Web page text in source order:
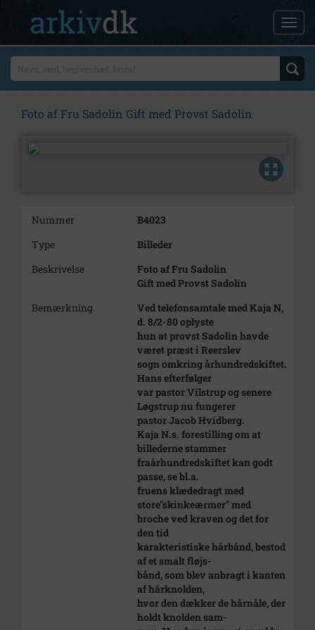
Foto af Fru Sadolin Gift med Provst Sadolin
Nummer
B4023
Type
Billeder
Beskrivelse
Foto af Fru Sadolin
Gift med Provst Sadolin
Bemærkning
Ved telefonsamtale med Kaja N,
d. 8/2-80 oplyste
hun at provst Sadolin havde
været præst i Reerslev
sogn omkring århundredskiftet.
Hans efterfølger
var pastor Vilstrup og senere
Løgstrup nu fungerer
pastor Jacob Hvidberg.
Kaja N.s. forestilling om at
billederne stammer
fraårhundredskiftet kan godt
passe, se bl.a.
fruens klædedragt med
store"skinkeærmer" med
broche ved kraven og det for
den tid
karakteristiske hårbånd, bestod
af et smalt fløjs-
bånd, som blev anbragt i kanten
af hårknolden,
hvor den dækker de hårnåle, der
holdt knolden sam-